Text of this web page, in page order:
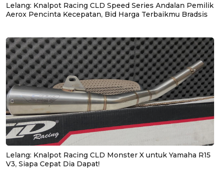
Lelang: Knalpot Racing CLD Speed Series Andalan Pemilik
Aerox Pencinta Kecepatan, Bid Harga Terbaikmu Bradsis
Lelang: Knalpot Racing CLD Monster X untuk Yamaha R15
V3, Siapa Cepat Dia Dapat!